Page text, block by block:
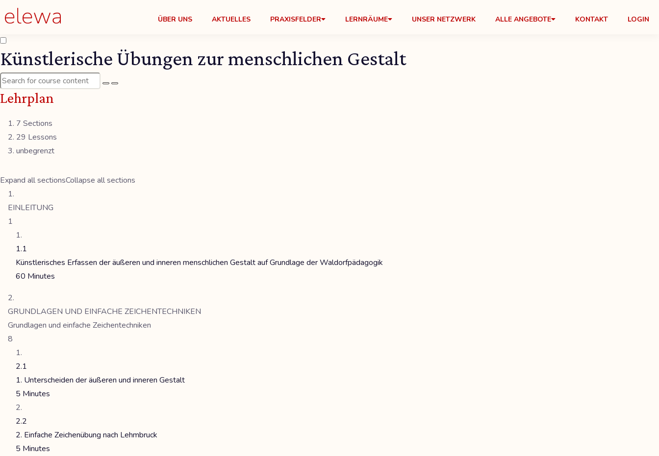
ÜBER UNS AKTUELLES PRAXISFELDER LERNRÄUME UNSER NETZWERK ALLE ANGEBOTE KONTAKT LOGIN
Künstlerische Übungen zur menschlichen Gestalt
Lehrplan
7 Sections
29 Lessons
unbegrenzt
Expand all sectionsCollapse all sections
EINLEITUNG
1
1.1
Künstlerisches Erfassen der äußeren und inneren menschlichen Gestalt auf Grundlage der Waldorfpädagogik
60 Minutes
GRUNDLAGEN UND EINFACHE ZEICHENTECHNIKEN
Grundlagen und einfache Zeichentechniken
8
2.1
1. Unterscheiden der äußeren und inneren Gestalt
5 Minutes
2.2
2. Einfache Zeichenübung nach Lehmbruck
5 Minutes